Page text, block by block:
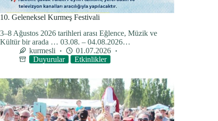
10. Geleneksel Kurmeş Festivali
3–8 Ağustos 2026 tarihleri arası Eğlence, Müzik ve
Kültür bir arada … 03.08. – 04.08.2026…
kurmesli
01.07.2026
Duyurular
Etkinlikler